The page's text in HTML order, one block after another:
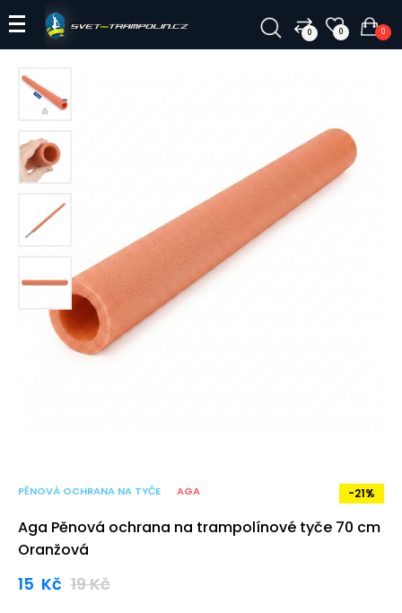
0 0 0
PĚNOVÁ OCHRANA NA TYČE AGA -21%
Aga Pěnová ochrana na trampolínové tyče 70 cm
Oranžová
15 Kč 19Kč